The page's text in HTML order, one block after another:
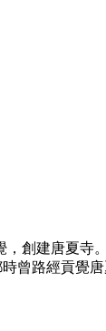
創建唐夏寺
曾路經貢覺